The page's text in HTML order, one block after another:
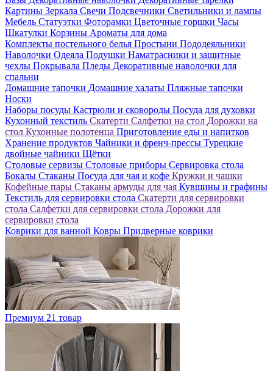
Картины Зеркала Свечи Подсвечники Светильники и лампы
Мебель Статуэтки Фоторамки Цветочные горшки Часы
Шкатулки Корзины Ароматы для дома
Комплекты постельного белья Простыни Пододеяльники
Наволочки Одеяла Подушки Наматрасники и защитные
чехлы Покрывала Пледы Декоративные наволочки для
спальни
Домашние тапочки Домашние халаты Пляжные тапочки
Носки
Наборы посуды Кастрюли и сковороды Посуда для духовки
Кухонный текстиль Скатерти Салфетки на стол Дорожки на
стол Кухонные полотенца Приготовление еды и напитков
Хранение продуктов Чайники и френч-прессы Турецкие
двойные чайники Щётки
Столовые сервизы Столовые приборы Сервировка стола
Бокалы Стаканы Посуда для чая и кофе Кружки и чашки
Кофейные пары Стаканы армуды для чая Кувшины и графины
Текстиль для сервировки стола Скатерти для сервировки
стола Салфетки для сервировки стола Дорожки для
сервировки стола
Коврики для ванной Ковры Придверные коврики
Премиум 21 товар